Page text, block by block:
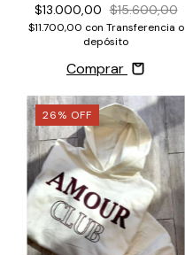
$13.000,00 $15.600,00
$11.700,00 con Transferencia o
depósito
Comprar
26% OFF